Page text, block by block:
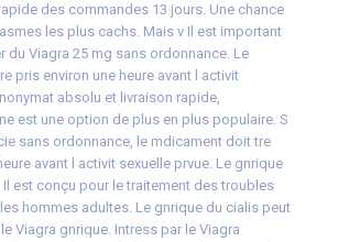
des commandes 13 jours. Une chance
les plus cachs. Mais v Il est important
du Viagra 25 mg sans ordonnance. Le
pris environ une heure avant l activit
absolu et livraison rapide,
est une option de plus en plus populaire. S
sans ordonnance, le mdicament doit tre
avant l activit sexuelle prvue. Le gnrique
est conçu pour le traitement des troubles
hommes adultes. Le gnrique du cialis peut
Viagra gnrique. Intress par le Viagra